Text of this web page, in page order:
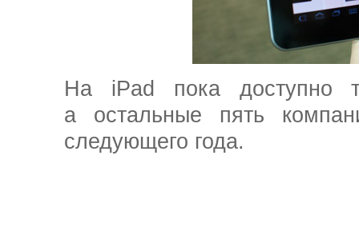
На iPad пока доступно
а остальные пять
следующего года.